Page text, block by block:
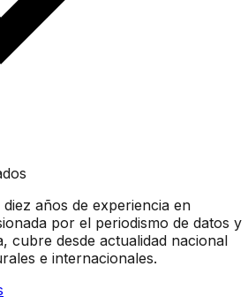
años de experiencia en
por el periodismo de datos y
cubre desde actualidad nacional
e internacionales.